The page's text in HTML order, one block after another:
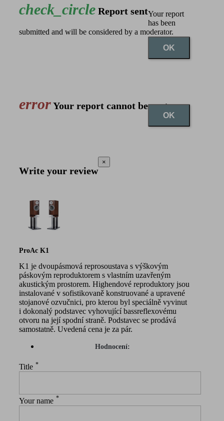
check_circle Report sentYour report
has been
submitted and will be considered by a moderator.
OK
errorYour report cannot be sent
OK
Write your review
×
ProAc K1
K1 je dvoupásmová reprosoustava s výškovým
páskovým reproduktorem s vlastním uzavřeným
akustickým prostorem. Highendové reproduktory jsou
instalované v sofistikovaně konstruované a upravené
stojanové ozvučnici, pro kterou byl speciálně vyvinut
i dokonalý podstavec vyhovující bassreflexovému
otvoru na její spodní straně. Podstavec se prodává
samostatně. Uvedená cena je za pár.
Hodnocení:
Title *
Your name *